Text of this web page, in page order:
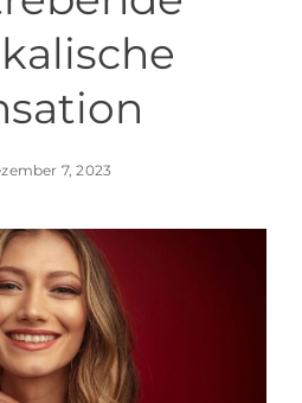
7, 2023